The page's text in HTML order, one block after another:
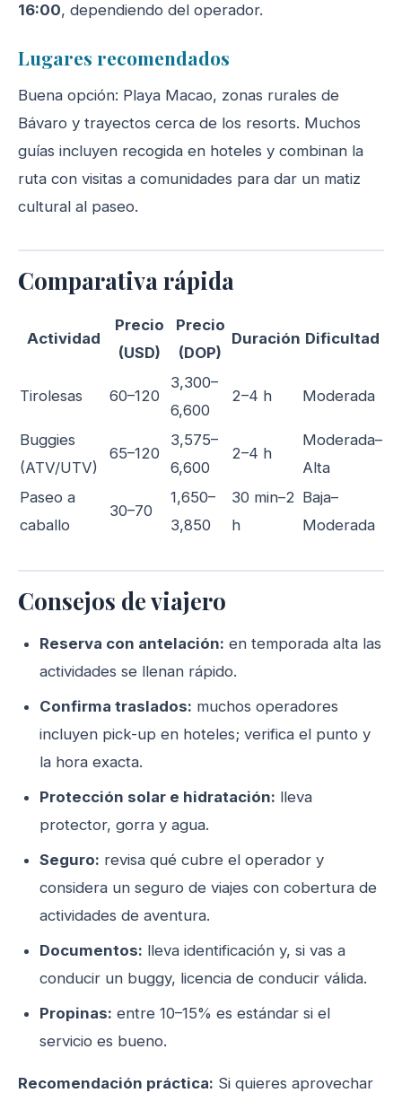
16:00, dependiendo del operador.
Lugares recomendados
Buena opción: Playa Macao, zonas rurales de
Bávaro y trayectos cerca de los resorts. Muchos
guías incluyen recogida en hoteles y combinan la
ruta con visitas a comunidades para dar un matiz
cultural al paseo.
Comparativa rápida
Actividad
Precio
(USD)
Precio
(DOP)
Duración Dificultad
Tirolesas 60–120
3,300–
6,600
2–4 h Moderada
Buggies
(ATV/UTV)
65–120
3,575–
6,600
2–4 h
Moderada–
Alta
Paseo a
caballo
30–70
1,650–
3,850
30 min–2
h
Baja–
Moderada
Consejos de viajero
Reserva con antelación: en temporada alta las
actividades se llenan rápido.
Confirma traslados: muchos operadores
incluyen pick-up en hoteles; verifica el punto y
la hora exacta.
Protección solar e hidratación: lleva
protector, gorra y agua.
Seguro: revisa qué cubre el operador y
considera un seguro de viajes con cobertura de
actividades de aventura.
Documentos: lleva identificación y, si vas a
conducir un buggy, licencia de conducir válida.
Propinas: entre 10–15% es estándar si el
servicio es bueno.
Recomendación práctica: Si quieres aprovechar